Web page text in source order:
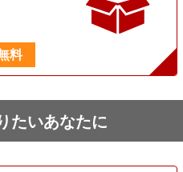
料
たいあなたに